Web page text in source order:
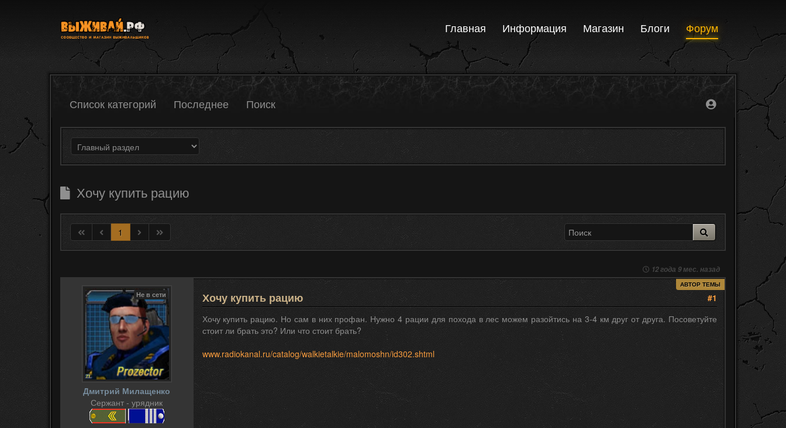
Главная Информация Магазин Блоги Форум
Список категорий Последнее Поиск
Хочу купить рацию
1
12 года 9 мес. назад
Не в сети
Дмитрий Милащенко
Сержант - урядник
АВТОР ТЕМЫ
Хочу купить рацию
#1
Хочу купить рацию. Но сам в них профан. Нужно 4 рации для похода в лес можем разойтись на 3-4 км друг от друга. Посоветуйте
стоит ли брать это? Или что стоит брать?
www.radiokanal.ru/catalog/walkietalkie/malomoshn/id302.shtml